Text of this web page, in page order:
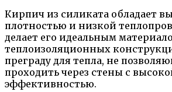
Кирпич из силиката обладает
плотностью и низкой
делает его идеальным
теплоизоляционных
преграду для тепла, не
проходить через стены с
эффективностью.